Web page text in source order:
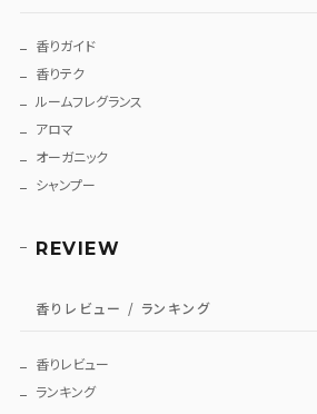
香りガイド
香りテク
ルームフレグランス
アロマ
オーガニック
シャンプー
REVIEW
香りレビュー / ランキング
香りレビュー
ランキング